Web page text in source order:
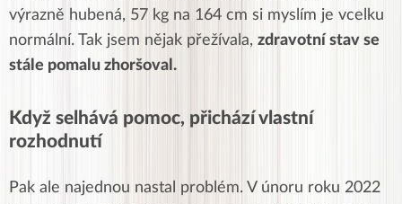
výrazně hubená, 57 kg na 164 cm si myslím je vcelku
normální. Tak jsem nějak přežívala, zdravotní stav se
stále pomalu zhoršoval.
Když selhává pomoc, přichází vlastní
rozhodnutí
Pak ale najednou nastal problém. V únoru roku 2022